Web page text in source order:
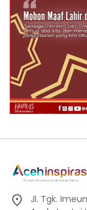
Jl. Tgk.